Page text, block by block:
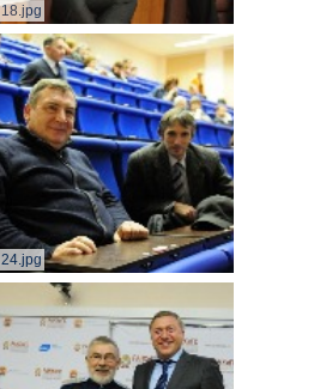
18.jpg
24.jpg